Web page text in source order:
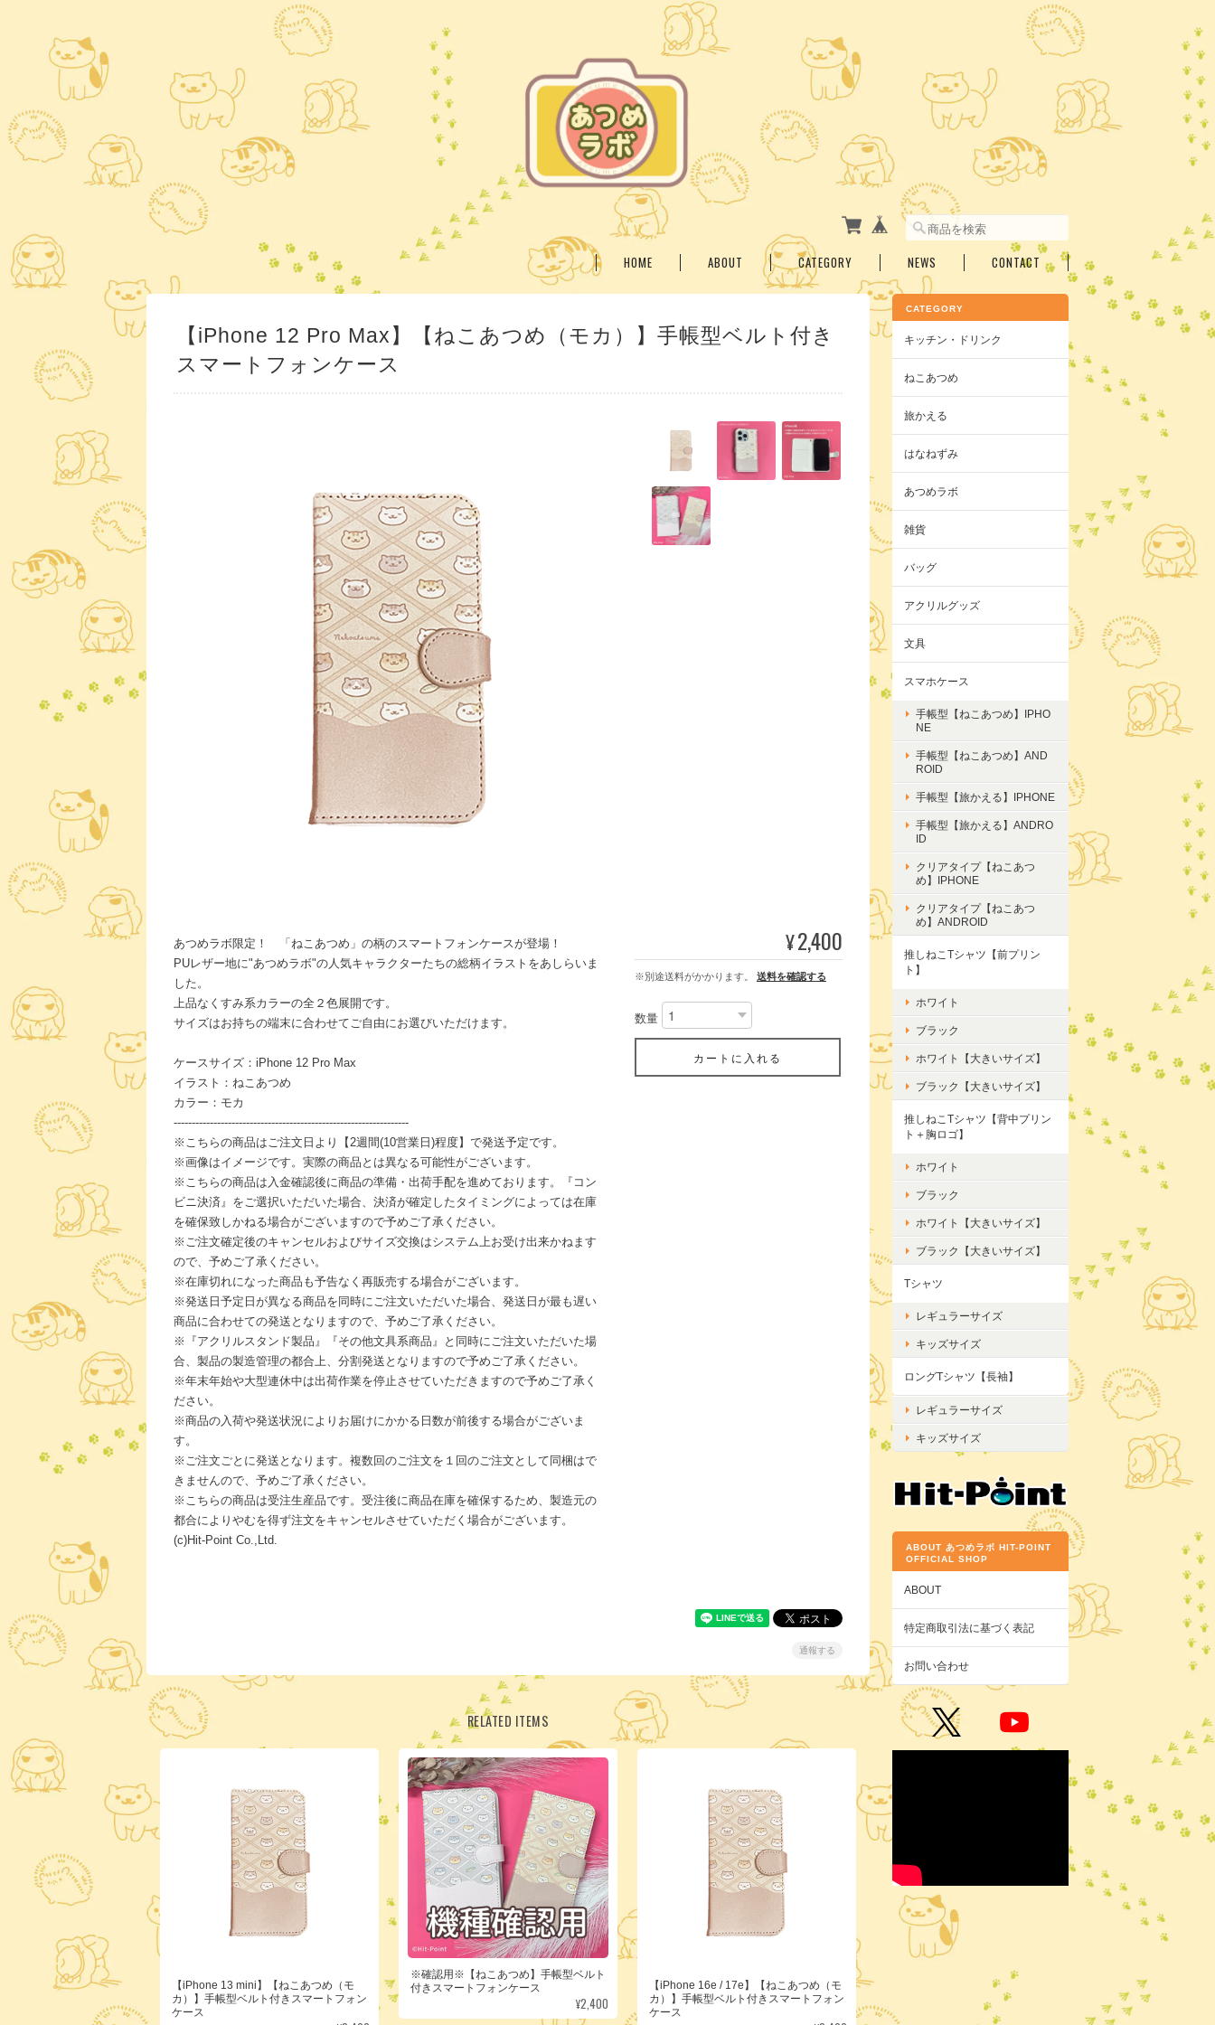
HOME ABOUT CATEGORY NEWS CONTACT
【iPhone 12 Pro Max】【ねこあつめ（モカ）】手帳型ベルト付き
スマートフォンケース
あつめラボ限定！ 「ねこあつめ」の柄のスマートフォンケースが登場！
PUレザー地に"あつめラボ"の人気キャラクターたちの総柄イラストをあしらいま
した。
上品なくすみ系カラーの全２色展開です。
サイズはお持ちの端末に合わせてご自由にお選びいただけます。
ケースサイズ：iPhone 12 Pro Max
イラスト：ねこあつめ
カラー：モカ
-----------------------------------------------------------------
※こちらの商品はご注文日より【2週間(10営業日)程度】で発送予定です。
※画像はイメージです。実際の商品とは異なる可能性がございます。
※こちらの商品は入金確認後に商品の準備・出荷手配を進めております。『コン
ビニ決済』をご選択いただいた場合、決済が確定したタイミングによっては在庫
を確保致しかねる場合がございますので予めご了承ください。
※ご注文確定後のキャンセルおよびサイズ交換はシステム上お受け出来かねます
ので、予めご了承ください。
※在庫切れになった商品も予告なく再販売する場合がございます。
※発送日予定日が異なる商品を同時にご注文いただいた場合、発送日が最も遅い
商品に合わせての発送となりますので、予めご了承ください。
※『アクリルスタンド製品』『その他文具系商品』と同時にご注文いただいた場
合、製品の製造管理の都合上、分割発送となりますので予めご了承ください。
※年末年始や大型連休中は出荷作業を停止させていただきますので予めご了承く
ださい。
※商品の入荷や発送状況によりお届けにかかる日数が前後する場合がございま
す。
※ご注文ごとに発送となります。複数回のご注文を１回のご注文として同梱はで
きませんので、予めご了承ください。
※こちらの商品は受注生産品です。受注後に商品在庫を確保するため、製造元の
都合によりやむを得ず注文をキャンセルさせていただく場合がございます。
(c)Hit-Point Co.,Ltd.
¥2,400
※別途送料がかかります。 送料を確認する
数量
カートに入れる
通報する
RELATED ITEMS
【iPhone 13 mini】【ねこあつめ（モ
カ）】手帳型ベルト付きスマートフォン
ケース
※確認用※【ねこあつめ】手帳型ベルト
付きスマートフォンケース
¥2,400
【iPhone 16e / 17e】【ねこあつめ（モ
カ）】手帳型ベルト付きスマートフォン
ケース
CATEGORY
キッチン・ドリンク
ねこあつめ
旅かえる
はなねずみ
あつめラボ
雑貨
バッグ
アクリルグッズ
文具
スマホケース
手帳型【ねこあつめ】IPHO
NE
手帳型【ねこあつめ】AND
ROID
手帳型【旅かえる】IPHONE
手帳型【旅かえる】ANDRO
ID
クリアタイプ【ねこあつ
め】IPHONE
クリアタイプ【ねこあつ
め】ANDROID
推しねこTシャツ【前プリン
ト】
ホワイト
ブラック
ホワイト【大きいサイズ】
ブラック【大きいサイズ】
推しねこTシャツ【背中プリン
ト＋胸ロゴ】
ホワイト
ブラック
ホワイト【大きいサイズ】
ブラック【大きいサイズ】
Tシャツ
レギュラーサイズ
キッズサイズ
ロングTシャツ【長袖】
レギュラーサイズ
キッズサイズ
ABOUT あつめラボ HIT-POINT
OFFICIAL SHOP
ABOUT
特定商取引法に基づく表記
お問い合わせ